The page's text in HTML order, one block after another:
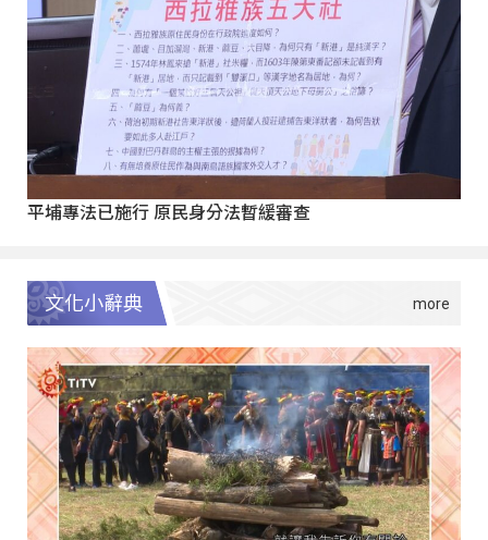
平埔專法已施行 原民身分法暫緩審查
文化小辭典